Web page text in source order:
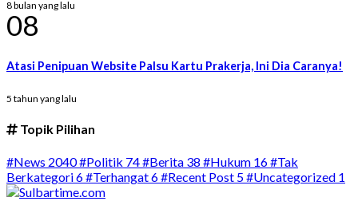
8 bulan yang lalu
08
Atasi Penipuan Website Palsu Kartu Prakerja, Ini Dia Caranya!
5 tahun yang lalu
Topik Pilihan
#News 2040#Politik 74#Berita 38 #Hukum 16#Tak
Berkategori6#Terhangat6#Recent Post 5#Uncategorized 1